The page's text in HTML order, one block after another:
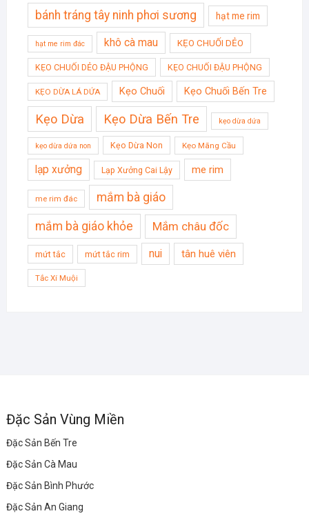
bánh tráng tây ninh phơi sương hạt me rim
hạt me rim đác khô cà mau KẸO CHUỐI DẺO
KẸO CHUỐI DẺO ĐẬU PHỘNG KẸO CHUỐI ĐẬU PHỘNG
KẸO DỪA LÁ DỨA Kẹo Chuối Kẹo Chuối Bến Tre
Kẹo Dừa Kẹo Dừa Bến Tre kẹo dừa dứa
kẹo dừa dứa non Kẹo Dừa Non Kẹo Mãng Cầu
lạp xưởng Lạp Xưởng Cai Lậy me rim
me rim đác mắm bà giáo
mắm bà giáo khỏe Mắm châu đốc
mứt tắc mứt tắc rim nui tân huê viên
Tắc Xí Muội
Đặc Sản Vùng Miền
Đặc Sản Bến Tre
Đặc Sản Cà Mau
Đặc Sản Bình Phước
Đặc Sản An Giang